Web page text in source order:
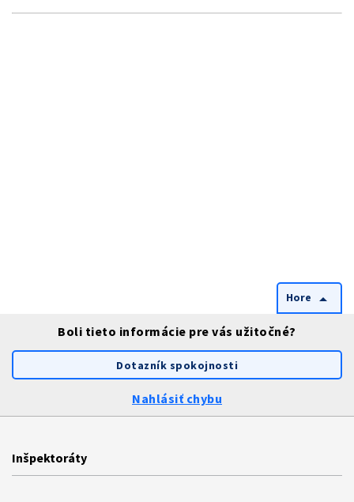
Hore arrow_drop_up
Boli tieto informácie pre vás užitočné?
Dotazník spokojnosti
Nahlásiť chybu
Inšpektoráty